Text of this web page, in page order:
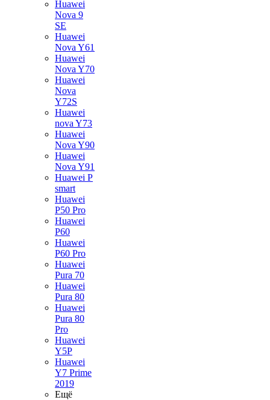
Huawei
Nova 9
SE
Huawei
Nova Y61
Huawei
Nova Y70
Huawei
Nova
Y72S
Huawei
nova Y73
Huawei
Nova Y90
Huawei
Nova Y91
Huawei P
smart
Huawei
P50 Pro
Huawei
P60
Huawei
P60 Pro
Huawei
Pura 70
Huawei
Pura 80
Huawei
Pura 80
Pro
Huawei
Y5P
Huawei
Y7 Prime
2019
Ещё